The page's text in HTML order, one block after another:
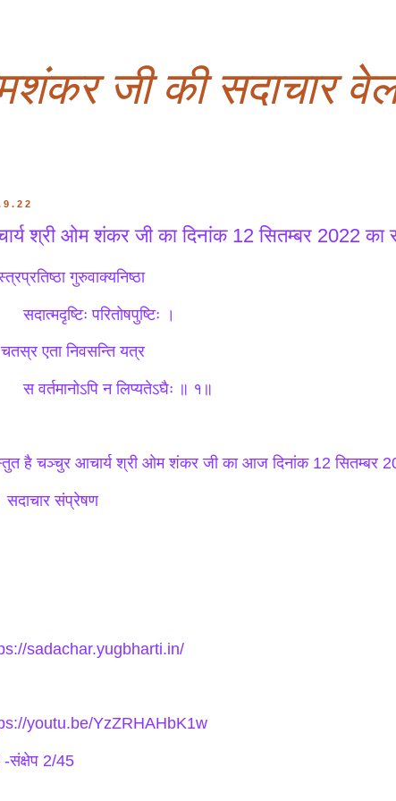
जी की सदाचार
श्री ओम शंकर जी का दिनांक 12 सितम्बर 2022 का
गुरुवाक्यनिष्ठा
परितोषपुष्टिः ।
एता निवसन्ति यत्र
न लिप्यतेऽघैः ॥ १॥
है चञ्चुर आचार्य श्री ओम शंकर जी का आज दिनांक 12 सितम्बर
संप्रेषण
sadachar.yugbharti.in/
youtu.be/YzZRHAHbK1w
-संक्षेप 2/45